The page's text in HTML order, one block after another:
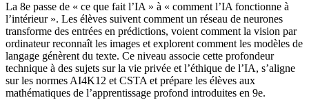
La 8e passe de « ce que fait l’IA » à « comment l’IA fonctionne à
l’intérieur ». Les élèves suivent comment un réseau de neurones
transforme des entrées en prédictions, voient comment la vision par
ordinateur reconnaît les images et explorent comment les modèles de
langage génèrent du texte. Ce niveau associe cette profondeur
technique à des sujets sur la vie privée et l’éthique de l’IA, s’aligne
sur les normes AI4K12 et CSTA et prépare les élèves aux
mathématiques de l’apprentissage profond introduites en 9e.